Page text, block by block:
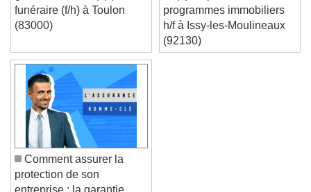
Font Family
Reset
Done
Close Modal Dialog
End of dialog window.
garde recrute un(e) porteur
funéraire (f/h) à Toulon
un(e) responsable de
programmes immobiliers
h/f à Issy-les-Moulineaux
(92130)
Comment assurer la
protection de son